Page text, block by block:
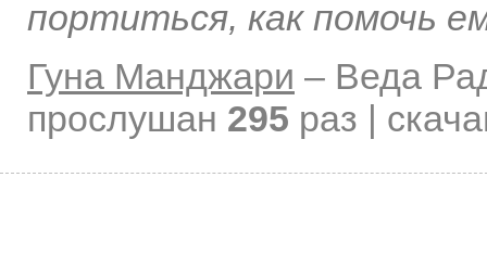
портиться, как помочь
Гуна Манджари – Веда
прослушан 295 раз |